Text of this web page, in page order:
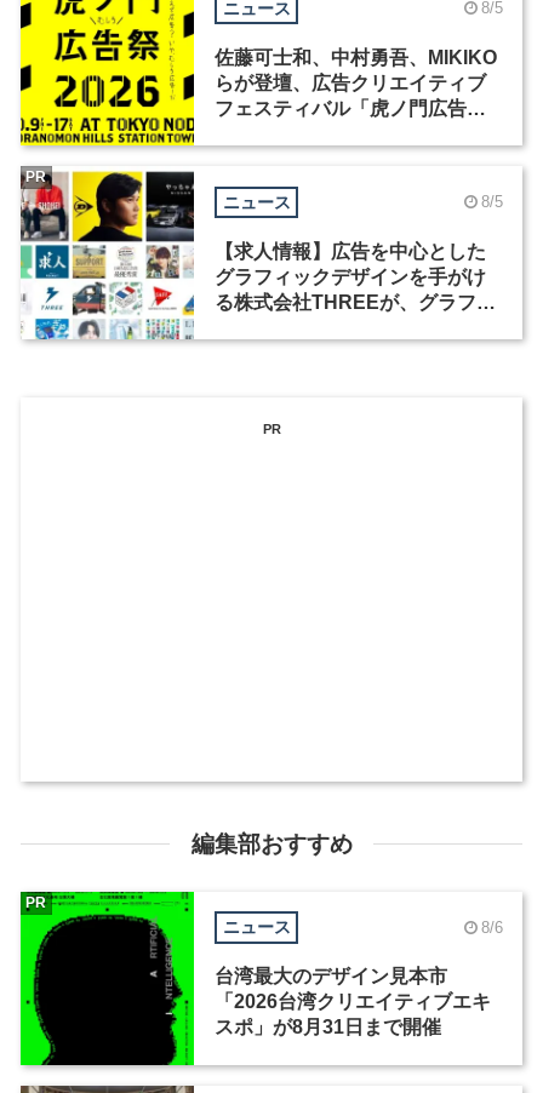
ニュース 8/5
佐藤可士和、中村勇吾、MIKIKO
らが登壇、広告クリエイティブ
フェスティバル「虎ノ門広告
ニュース 8/5
【求人情報】広告を中心とした
グラフィックデザインを手がけ
る株式会社THREEが、グラフィ
PR
PR
編集部おすすめ
ニュース 8/6
台湾最大のデザイン見本市
「2026台湾クリエイティブエキ
スポ」が8月31日まで開催
PR